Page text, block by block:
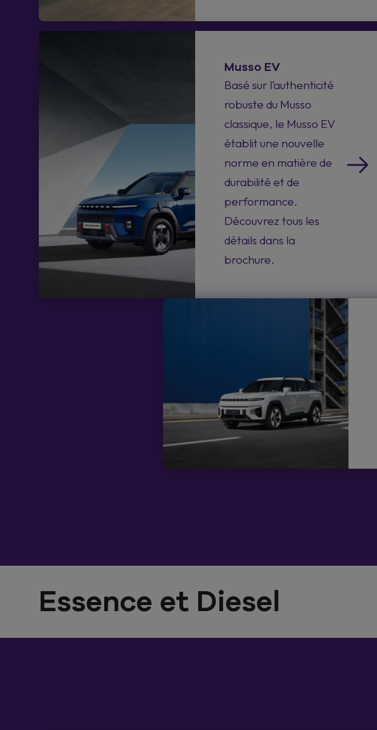
Musso EV
Basé sur l’authenticité
robuste du Musso
classique, le Musso EV
établit une nouvelle
norme en matière de
durabilité et de
performance.
Découvrez tous les
détails dans la
brochure.
Essence et Diesel